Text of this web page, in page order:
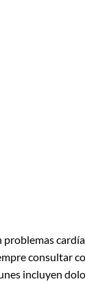
problemas
consultar
incluyen